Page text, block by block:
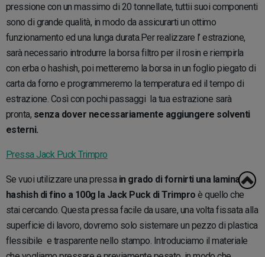
pressione con un massimo di 20 tonnellate, tuttii suoi componenti
sono di grande qualità, in modo da assicurarti un ottimo
funzionamento ed una lunga durata.Per realizzare l’ estrazione,
sarà necessario introdurre la borsa filtro per il rosin e riempirla
con erba o hashish, poi metteremo la borsa in un foglio piegato di
carta da forno e programmeremo la temperatura ed il tempo di
estrazione. Così con pochi passaggi la tua estrazione sarà
pronta, senza dover necessariamente aggiungere solventi
esterni.
Pressa Jack Puck Trimpro
Se vuoi utilizzare una pressa in grado di fornirti una lamina di
hashish di fino a 100g la Jack Puck di Trimpro è quello che
stai cercando. Questa pressa facile da usare, una volta fissata alla
superficie di lavoro, dovremo solo sistemare un pezzo di plastica
flessibile e trasparente nello stampo. Introduciamo il materiale